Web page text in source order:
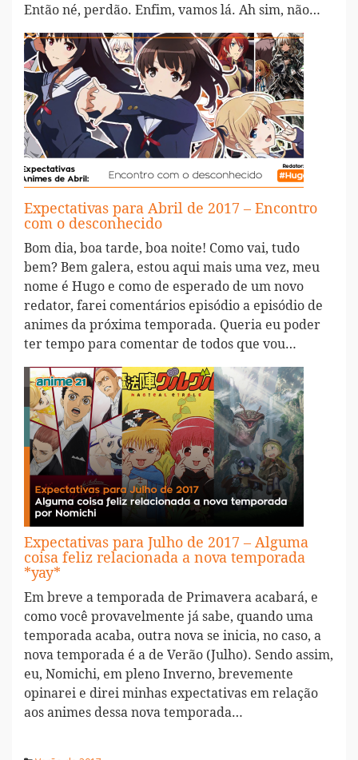
Então né, perdão. Enfim, vamos lá. Ah sim, não…
Expectativas para Abril de 2017 – Encontro
com o desconhecido
Bom dia, boa tarde, boa noite! Como vai, tudo
bem? Bem galera, estou aqui mais uma vez, meu
nome é Hugo e como de esperado de um novo
redator, farei comentários episódio a episódio de
animes da próxima temporada. Queria eu poder
ter tempo para comentar de todos que vou…
Expectativas para Julho de 2017 – Alguma
coisa feliz relacionada a nova temporada
*yay*
Em breve a temporada de Primavera acabará, e
como você provavelmente já sabe, quando uma
temporada acaba, outra nova se inicia, no caso, a
nova temporada é a de Verão (Julho). Sendo assim,
eu, Nomichi, em pleno Inverno, brevemente
opinarei e direi minhas expectativas em relação
aos animes dessa nova temporada…